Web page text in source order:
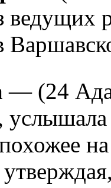
ведущих
— (24